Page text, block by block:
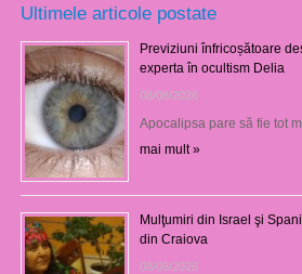
Ultimele articole postate
Previziuni înfricoșătoare
experta în ocultism Delia
08/08/2026
Apocalipsa pare să fie tot
mai mult »
Mulţumiri din Israel şi
din Craiova
08/08/2026